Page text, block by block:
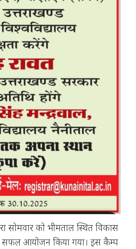
सोमवार को भीमताल स्थित विकास
सफल आयोजन किया गया। इस कैम्प